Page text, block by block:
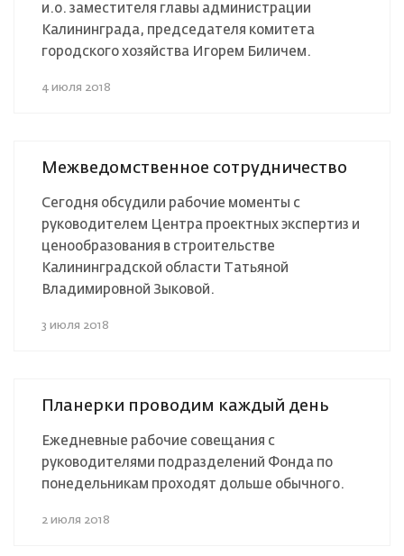
и.о. заместителя главы администрации
Калининграда, председателя комитета
городского хозяйства Игорем Биличем.
4 июля 2018
Межведомственное сотрудничество
Сегодня обсудили рабочие моменты с
руководителем Центра проектных экспертиз и
ценообразования в строительстве
Калининградской области Татьяной
Владимировной Зыковой.
3 июля 2018
Планерки проводим каждый день
Ежедневные рабочие совещания с
руководителями подразделений Фонда по
понедельникам проходят дольше обычного.
2 июля 2018